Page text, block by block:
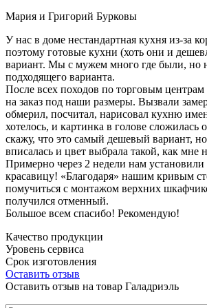
Мария и Григорий Бурковы
У нас в доме нестандартная кухня из-за
поэтому готовые кухни (хоть они и
вариант. Мы с мужем много где были, но
подходящего варианта.
После всех походов по торговым
на заказ под наши размеры. Вызвали
обмерил, посчитал, нарисовал кухню
хотелось, и картинка в голове сложилась
скажу, что это самый дешевый вариант,
вписалась и цвет выбрала такой, как мне
Примерно через 2 недели нам
красавицу! «Благодаря» нашим кривым
помучиться с монтажом верхних
получился отменный.
Большое всем спасибо! Рекомендую!
Качество продукции
Уровень сервиса
Срок изготовления
Оставить отзыв
Оставить отзыв на товар Галадриэль